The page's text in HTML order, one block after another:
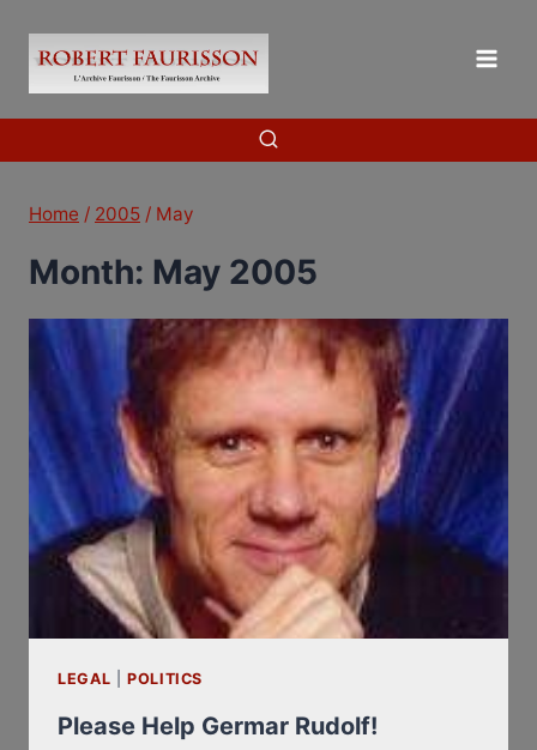
content
Home / 2005 / May
Month: May 2005
LEGAL |POLITICS
Please Help Germar Rudolf!